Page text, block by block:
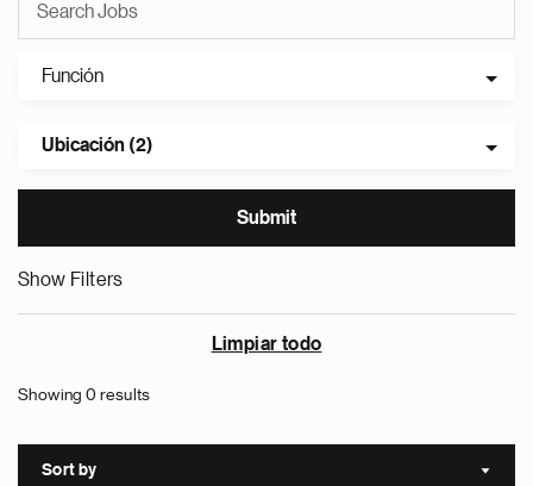
Función
Ubicación (2)
Show Filters
Limpiar todo
Showing 0 results
Sort by Sort